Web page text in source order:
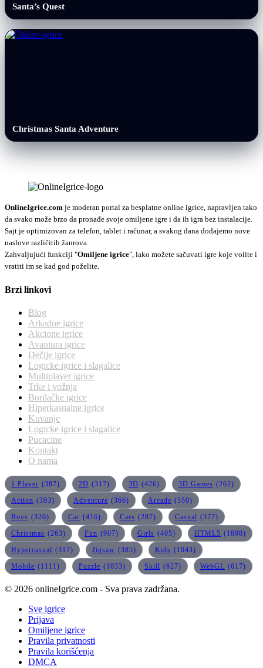
Santa’s Quest
Christmas Santa Adventure
OnlineIgrice.com je moderan portal za besplatne online igrice, napravljen tako
da svako može brzo da pronađe svoje omiljene igre i da ih igra bez instalacije.
Sajt je optimizovan za telefon, tablet i računar, a svakog dana dodajemo nove
naslove različitih žanrova.
Zahvaljujući funkciji "Omiljene igrice", lako možete sačuvati igre koje volite i
vratiti im se kad god poželite.
Brzi linkovi
Blog
Arkadne igrice
Akcione igrice
Avantura igrice
Dečije igrice
Logicke igrice i slagalice
Multiplayer igrice
Trke i vožnja
Borilačke igrice
Hiperkasualne igrice
Kuvanje
Logicke igrice i slagalice
Pucacine
Kontakt
O nama
1 Player (387) 2D (317) 3D (426) 3D Games (262)
Action (393) Adventure (366) Arcade (550)
Boys (326) Car (416) Cars (287) Casual (377)
Christmas (263) Fun (907) Girls (405) HTML5 (1898)
Hypercasual (317) Jigsaw (385) Kids (1043)
Mobile (1111) Puzzle (1033) Skill (627) WebGL (617)
© 2026 onlineIgrice.com - Sva prava zadržana.
Sve igrice
Prijava
Omiljene igrice
Pravila privatnosti
Pravila korišćenja
DMCA